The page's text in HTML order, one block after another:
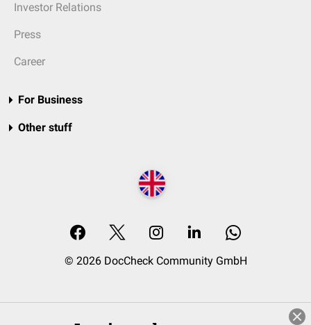
Investor Relations
Press
Career
For Business
Other stuff
© 2026 DocCheck Community GmbH